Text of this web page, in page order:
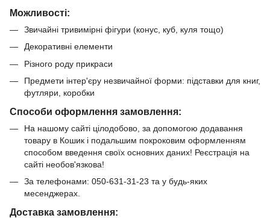
Можливості:
Звичайні тривимірні фігури (конус, куб, куля тощо)
Декоративні елементи
Різного роду прикраси
Предмети інтер'єру незвичайної форми: підставки для книг,
футляри, коробки
Способи оформлення замовлення:
На нашому сайті цілодобово, за допомогою додавання
товару в Кошик і подальшим покроковим оформленням
способом введення своїх основних даних! Реєстрація на
сайті необов'язкова!
За телефонами: 050-631-31-23 та у будь-яких
месенджерах.
Доставка замовлення: